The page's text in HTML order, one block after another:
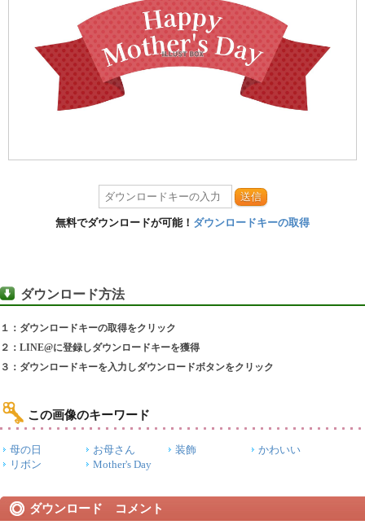
送信
無料でダウンロードが可能！ ダウンロードキーの取得
ダウンロード方法
１：ダウンロードキーの取得をクリック
２：LINE@に登録しダウンロードキーを獲得
３：ダウンロードキーを入力しダウンロードボタンをクリック
この画像のキーワード
母の日 お母さん 装飾
かわいい
リボン
Mother's Day
ダウンロード コメント